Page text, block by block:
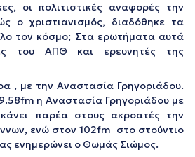
οι πολιτιστικές αναφορές την
ο χριστιανισμός, διαδόθηκε τα
τον κόσμο; Στα ερωτήματα αυτά
του ΑΠΘ και ερευνητές της
, με την Αναστασία Γρηγοριάδου.
η Αναστασία Γρηγοριάδου με
παρέα στους ακροατές την
ενώ στον 102fm στο στούντιο
ενημερώνει ο Θωμάς Σιώμος.